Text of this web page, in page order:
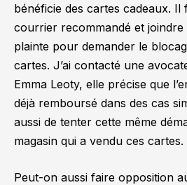
bénéficie des cartes cadeaux.
courrier recommandé et joindre
plainte pour demander le
cartes. J’ai contacté une
Emma Leoty, elle précise que
déjà remboursé dans des cas
aussi de tenter cette même
magasin qui a vendu ces cartes.
Peut-on aussi faire opposition